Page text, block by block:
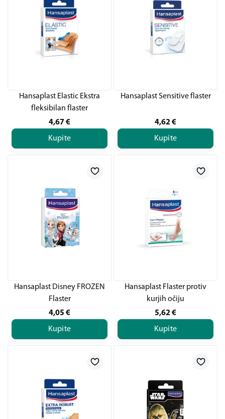
Hansaplast Elastic Ekstra
fleksibilan flaster
4,67 €
Kupite
Hansaplast Sensitive flaster
4,62 €
Kupite
Hansaplast Disney FROZEN
Flaster
4,05 €
Kupite
Hansaplast Flaster protiv
kurjih očiju
5,62 €
Kupite